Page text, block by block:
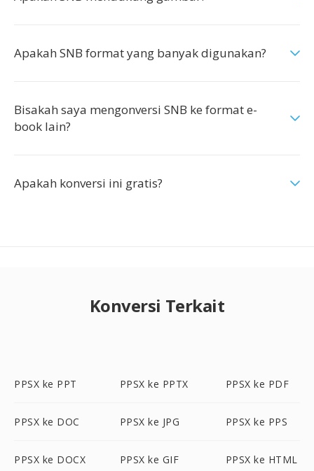
Apakah SNB format yang banyak digunakan?
Bisakah saya mengonversi SNB ke format e-
book lain?
Apakah konversi ini gratis?
Konversi Terkait
PPSX ke PPT PPSX ke PPTX PPSX ke PDF
PPSX ke DOC PPSX ke JPG PPSX ke PPS
PPSX ke DOCX PPSX ke GIF PPSX ke HTML